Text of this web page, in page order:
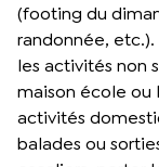
(footing du
randonnée,
les activités non
maison école ou
activités
balades ou